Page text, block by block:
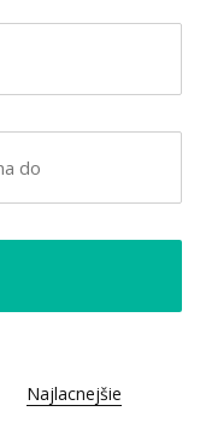
Najlacnejšie